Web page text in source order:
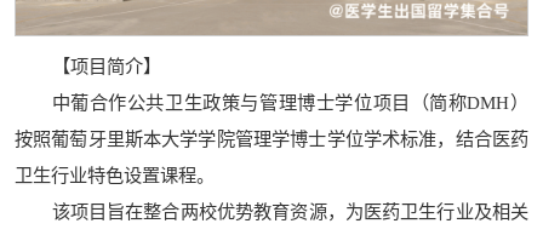
【项目简介】
中葡合作公共卫生政策与管理博士学位项目（简称DMH）
按照葡萄牙里斯本大学学院管理学博士学位学术标准，结合医药
卫生行业特色设置课程。
该项目旨在整合两校优势教育资源，为医药卫生行业及相关